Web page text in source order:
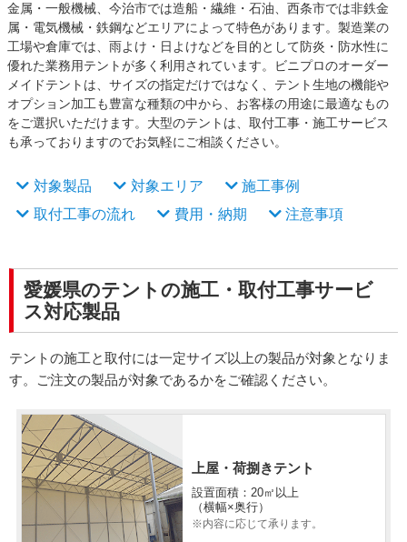
金属・一般機械、今治市では造船・繊維・石油、西条市では非鉄金
属・電気機械・鉄鋼などエリアによって特色があります。製造業の
工場や倉庫では、雨よけ・日よけなどを目的として防炎・防水性に
優れた業務用テントが多く利用されています。ビニプロのオーダー
メイドテントは、サイズの指定だけではなく、テント生地の機能や
オプション加工も豊富な種類の中から、お客様の用途に最適なもの
をご選択いただけます。大型のテントは、取付工事・施工サービス
も承っておりますのでお気軽にご相談ください。
対象製品 対象エリア
施工事例
取付工事の流れ
費用・納期 注意事項
愛媛県のテントの施工・取付工事サービ
ス対応製品
テントの施工と取付には一定サイズ以上の製品が対象となりま
す。ご注文の製品が対象であるかをご確認ください。
上屋・荷捌きテント
設置面積：20㎡以上
（横幅×奥行）
※内容に応じて承ります。